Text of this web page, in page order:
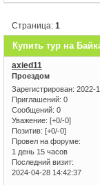
Купить тур на
Страница:1
axied11
Проездом
Зарегистрирован: 2022-
Приглашений: 0
Сообщений: 0
Уважение: [+0/-0]
Позитив: [+0/-0]
Провел на форуме:
1 день 15 часов
Последний визит:
2024-04-28 14:42:37